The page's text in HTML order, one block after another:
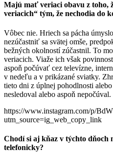
Majú mať veriaci obavu z toho,
veriacich“ tým, že nechodia do
Vôbec nie. Hriech sa pácha
nezúčastniť sa svätej omše,
bežných okolností zúčastnil. To
veriacich. Viaže ich však
aspoň počúvať cez televízne,
v nedeľu a v prikázané sviatky.
tieto dni z úplnej pohodlnosti
nesledoval alebo aspoň nepočúval.
https://www.instagram.com/p/
utm_source=ig_web_copy_link
Chodí si aj kňaz v týchto dňoch
telefonicky?